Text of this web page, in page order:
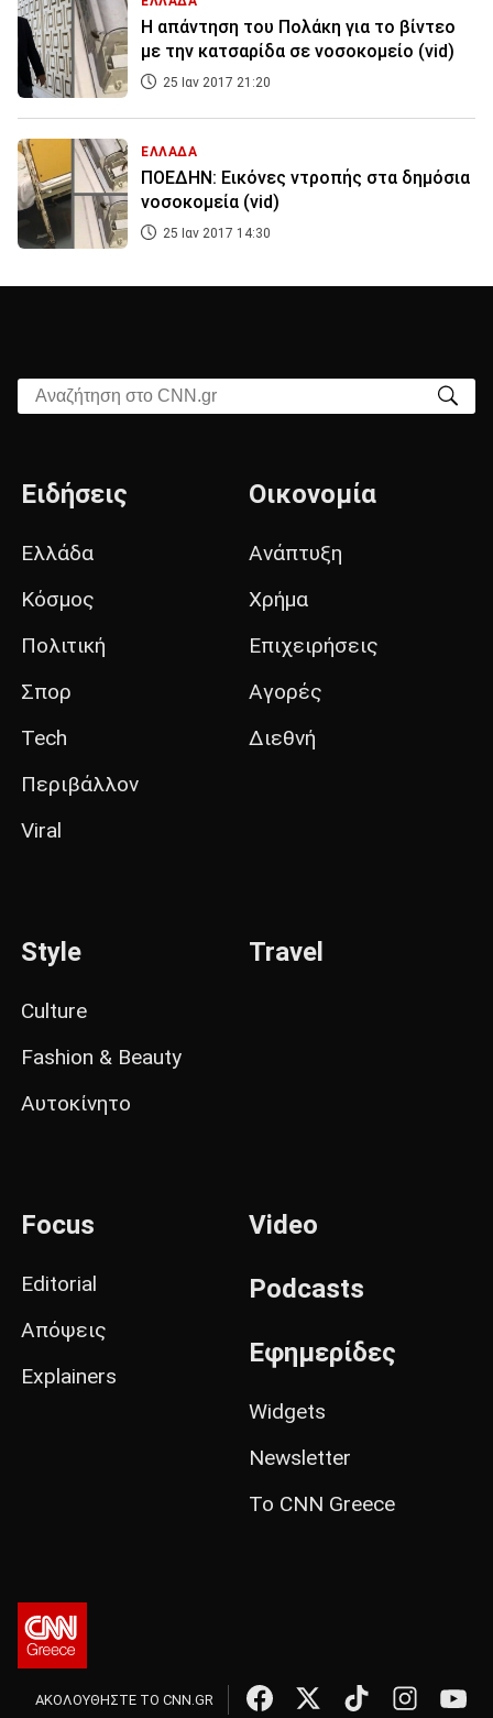
Η απάντηση του Πολάκη για το βίντεο
με την κατσαρίδα σε νοσοκομείο (vid)
25 Ιαν 2017 21:20
ΕΛΛΑΔΑ
ΠΟΕΔΗΝ: Εικόνες ντροπής στα δημόσια
νοσοκομεία (vid)
25 Ιαν 2017 14:30
Αναζήτηση στο CNN.gr
Ειδήσεις
Ελλάδα
Κόσμος
Πολιτική
Σπορ
Tech
Περιβάλλον
Viral
Οικονομία
Ανάπτυξη
Χρήμα
Επιχειρήσεις
Αγορές
Διεθνή
Style
Culture
Fashion & Beauty
Αυτοκίνητο
Travel
Focus
Editorial
Απόψεις
Explainers
Video
Podcasts
Εφημερίδες
Widgets
Newsletter
Το CNN Greece
ΑΚΟΛΟΥΘΗΣΤΕ ΤΟ CNN.GR